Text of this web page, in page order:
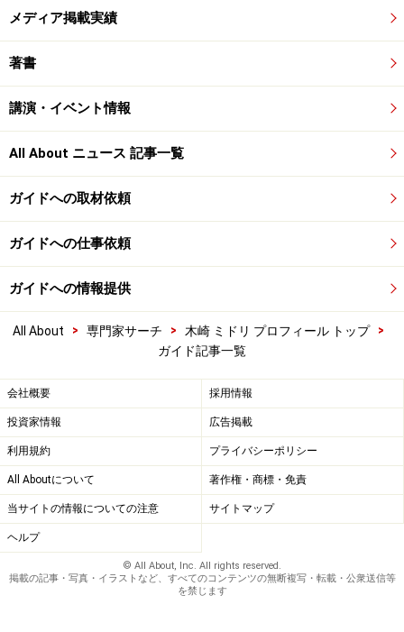
メディア掲載実績
著書
講演・イベント情報
All About ニュース 記事一覧
ガイドへの取材依頼
ガイドへの仕事依頼
ガイドへの情報提供
All About > 専門家サーチ > 木崎 ミドリ プロフィール トップ
>
ガイド記事一覧
会社概要 採用情報
投資家情報 広告掲載
利用規約 プライバシーポリシー
All Aboutについて 著作権・商標・免責
当サイトの情報についての注意 サイトマップ
ヘルプ
© All About, Inc. All rights reserved.
掲載の記事・写真・イラストなど、すべてのコンテンツの無断複写・転載・公衆送信等
を禁じます